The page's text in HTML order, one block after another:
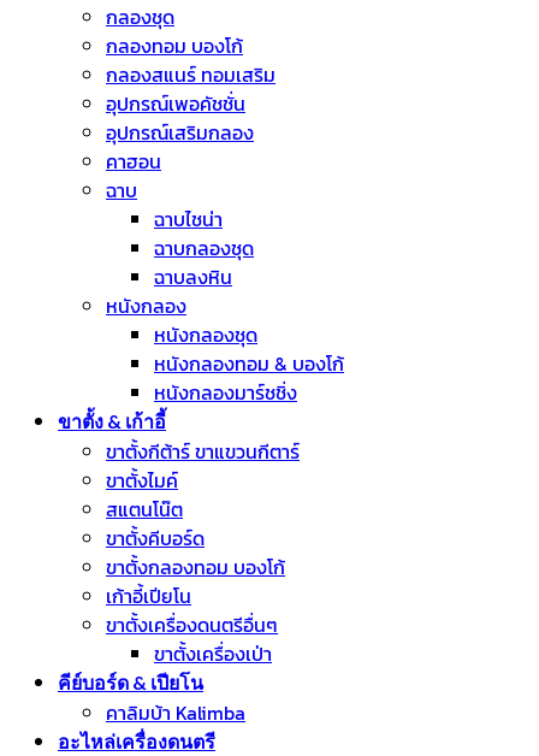
กลองชุด
กลองทอม บองโก้
กลองสแนร์ ทอมเสริม
อุปกรณ์เพอคัชชั่น
อุปกรณ์เสริมกลอง
คาฮอน
ฉาบ
ฉาบไชน่า
ฉาบกลองชุด
ฉาบลงหิน
หนังกลอง
หนังกลองชุด
หนังกลองทอม & บองโก้
หนังกลองมาร์ชชิ่ง
ขาตั้ง & เก้าอี้
ขาตั้งกีต้าร์ ขาแขวนกีตาร์
ขาตั้งไมค์
สแตนโน๊ต
ขาตั้งคีบอร์ด
ขาตั้งกลองทอม บองโก้
เก้าอี้เปียโน
ขาตั้งเครื่องดนตรีอื่นๆ
ขาตั้งเครื่องเป่า
คีย์บอร์ด & เปียโน
คาลิมบ้า Kalimba
อะไหล่เครื่องดนตรี